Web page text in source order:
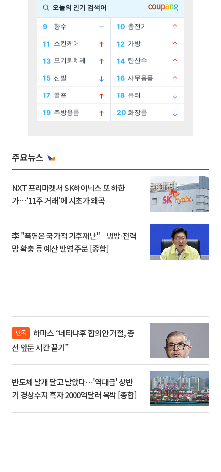
주요뉴스
NXT 프리마켓서 SK하이닉스 또 하한
가⋯‘11주 거래’에 시초가 왜곡
李 "폭염은 국가적 기후재난"…냉방·전력
망 확충 등 예산 반영 주문 [종합]
단독
선 앞둔 시간 끌기”
반도체 날개 달고 날았다⋯'역대급' 상반
기 경상수지 흑자 2000억달러 육박 [종합]